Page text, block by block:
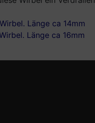
Länge ca 14mm
Länge ca 16mm